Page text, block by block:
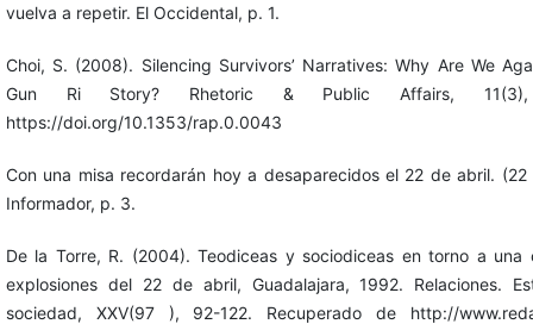
vuelva a repetir. El Occidental, p. 1.
Choi, S. (2008). Silencing Survivors’ Narratives: Why Are We
Gun Ri Story? Rhetoric & Public Affairs,
https://doi.org/10.1353/rap.0.0043
Con una misa recordarán hoy a desaparecidos el 22 de abril.
Informador, p. 3.
De la Torre, R. (2004). Teodiceas y sociodiceas en torno a una
explosiones del 22 de abril, Guadalajara, 1992. Relaciones.
sociedad, XXV(97 ), 92-122. Recuperado de http://